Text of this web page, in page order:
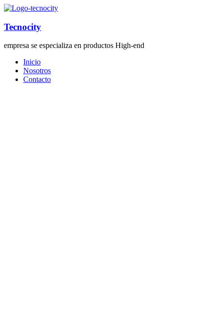
Tecnocity
empresa se especializa en productos High-end
Inicio
Nosotros
Contacto